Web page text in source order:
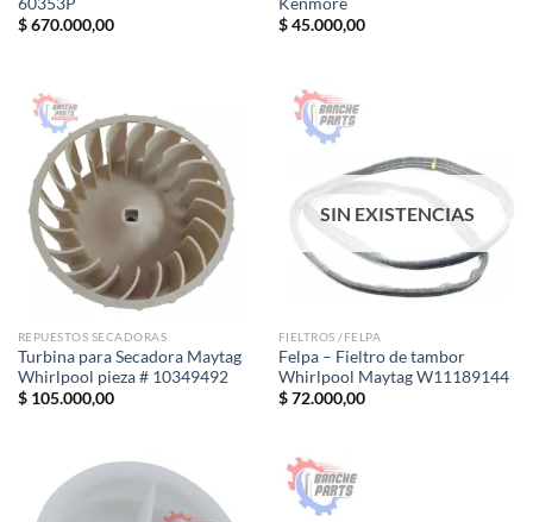
$670.000,00
$45.000,00
REPUESTOS SECADORAS
Turbina para Secadora Maytag
Whirlpool pieza # 10349492
$105.000,00
SIN EXISTENCIAS
FIELTROS /FELPA
Felpa – Fieltro de tambor
Whirlpool Maytag W11189144
$72.000,00